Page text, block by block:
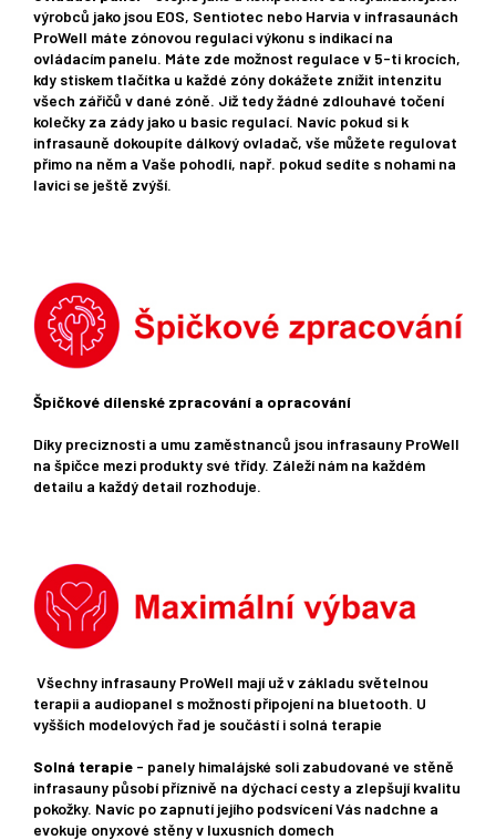
výrobců jako jsou EOS, Sentiotec nebo Harvia v infrasaunách
ProWell máte zónovou regulaci výkonu s indikací na
ovládacím panelu. Máte zde možnost regulace v 5-ti krocích,
kdy stiskem tlačítka u každé zóny dokážete znížit intenzitu
všech zářičů v dané zóně. Již tedy žádné zdlouhavé točení
kolečky za zády jako u basic regulací. Navíc pokud si k
infrasauně dokoupíte dálkový ovladač, vše můžete regulovat
přimo na něm a Vaše pohodlí, např. pokud sedíte s nohami na
lavici se ještě zvýší.
Špičkové dílenské zpracování a opracování
Díky preciznosti a umu zaměstnanců jsou infrasauny ProWell
na špičce mezi produkty své třídy. Záleží nám na každém
detailu a každý detail rozhoduje.
Všechny infrasauny ProWell mají už v základu světelnou
terapii a audiopanel s možností připojení na bluetooth. U
vyšších modelových řad je součástí i solná terapie
Solná terapie - panely himalájské soli zabudované ve stěně
infrasauny působí příznivě na dýchací cesty a zlepšují kvalitu
pokožky. Navíc po zapnutí jejího podsvícení Vás nadchne a
evokuje onyxové stěny v luxusních domech